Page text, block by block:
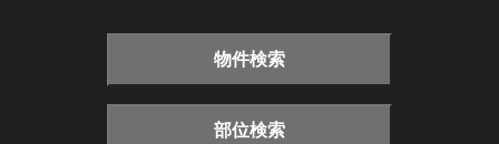
物件検索
部位検索